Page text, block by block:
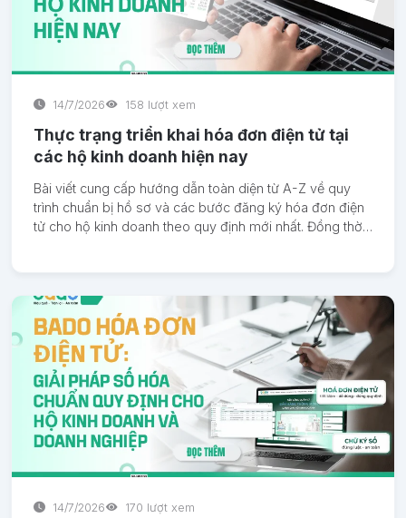
14/7/2026 158 lượt xem
Thực trạng triển khai hóa đơn điện tử tại
các hộ kinh doanh hiện nay
Bài viết cung cấp hướng dẫn toàn diện từ A-Z về quy
trình chuẩn bị hồ sơ và các bước đăng ký hóa đơn điện
tử cho hộ kinh doanh theo quy định mới nhất. Đồng thời
14/7/2026 170 lượt xem